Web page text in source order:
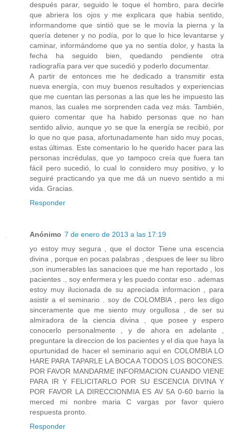
después parar, seguido le toque el hombro, para decirle
que abriera los ojos y me explicara que habia sentido,
informandome que sintió que se le movía la pierna y la
quería detener y no podía, por lo que lo hice levantarse y
caminar, informándome que ya no sentía dolor, y hasta la
fecha ha seguido bien, quedando pendiente otra
radiografía para ver que sucedió y poderlo documentar.
A partir de entonces me he dedicado a transmitir esta
nueva energía, con muy buenos resultados y experiencias
que me cuentan las personas a las que les he impuesto las
manos, las cuales me sorprenden cada vez más. También,
quiero comentar que ha habido personas que no han
sentido alivio, aunque yo se que la energía se recibió, por
lo que no que pasa, afortunadamente han sido muy pocas,
estas últimas. Este comentario lo he querido hacer para las
personas incrédulas, que yo tampoco creía que fuera tan
fácil pero sucedió, lo cual lo considero muy positivo, y lo
seguiré practicando ya que me dá un nuevo sentido a mi
vida. Gracias.
Responder
Anónimo 7 de enero de 2013 a las 17:19
yo estoy muy segura , que el doctor Tiene una escencia
divina , porque en pocas palabras , despues de leer su libro
,son inumerables las sanacioes que me han reportado , los
pacientes ., soy enfermera y les puedo contar eso . ademas
estoy muy ilucionada de su apreciada informacion , para
asistir a el seminario . soy de COLOMBIA , pero les digo
sinceramente que me siento muy orgullosa , de ser su
almiradora de la ciencia divina , que posee y espero
conocerlo personalmente , y de ahora en adelante ,
preguntare la direccion de los pacientes y el dia que haya la
opurtunidad de hacer el seminario aquí en COLOMBIA LO
HARE PARA TAPARLE LA BOCA A TODOS LOS BOCONES.
POR FAVOR MANDARME INFORMACION CUANDO VIENE
PARA IR Y FELICITARLO POR SU ESCENCIA DIVINA Y
POR FAVOR LA DIRECCIONMIA ES AV 5A 0-60 barrio la
merced mi nonbre maria C vargas por favor quiero
respuesta pronto.
Responder